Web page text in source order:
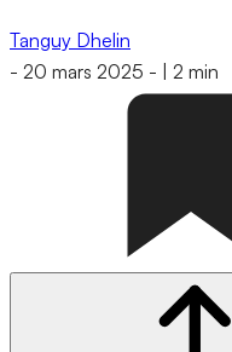
Tanguy Dhelin
- 20 mars 2025 - 2 min